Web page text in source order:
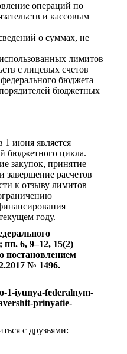
операций по
и кассовым
о суммах, не
лимитов
с лицевых счетов
бюджета
бюджетных
1 июня является
бюджетного цикла.
закупок, принятие
завершение расчетов
к отзыву лимитов
году.
пп. 6, 9–12, 15(2)
постановлением
№ 1496.
1-iyunya-federalnym-
prinyatie-
с друзьями: